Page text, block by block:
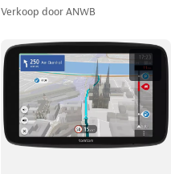
Verkoop doorANWB